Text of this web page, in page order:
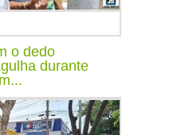
o dedo
durante